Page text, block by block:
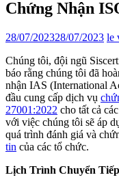
Chứng Nhận
28/07/202328/07/2023 le
Chúng tôi, đội ngũ
báo rằng chúng tôi đã
nhận IAS (International
đầu cung cấp dịch vụ
27001:2022 cho tất cả
với việc chúng tôi sẽ áp
quá trình đánh giá và
tin của các tổ chức.
Lịch Trình Chuyển Tiếp